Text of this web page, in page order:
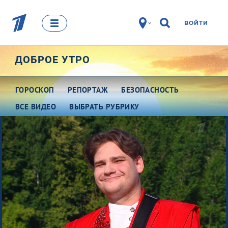
ВОЙТИ
ДОБРОЕ УТРО
ГОРОСКОП РЕПОРТАЖ
БЕЗОПАСНОСТЬ
ВСЕ ВИДЕО
Про деньги
Между тем
Наши гости
Про культуру
Это кино
Разговоры о важном
ВЫБРАТЬ РУБРИКУ